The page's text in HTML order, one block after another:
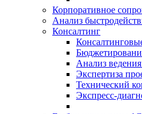
Корпоративное
Анализ
Консалтинг
Анализ
Экспертиза
Технический
Экспресс-